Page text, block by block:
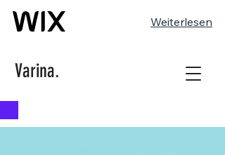
Weiterlesen